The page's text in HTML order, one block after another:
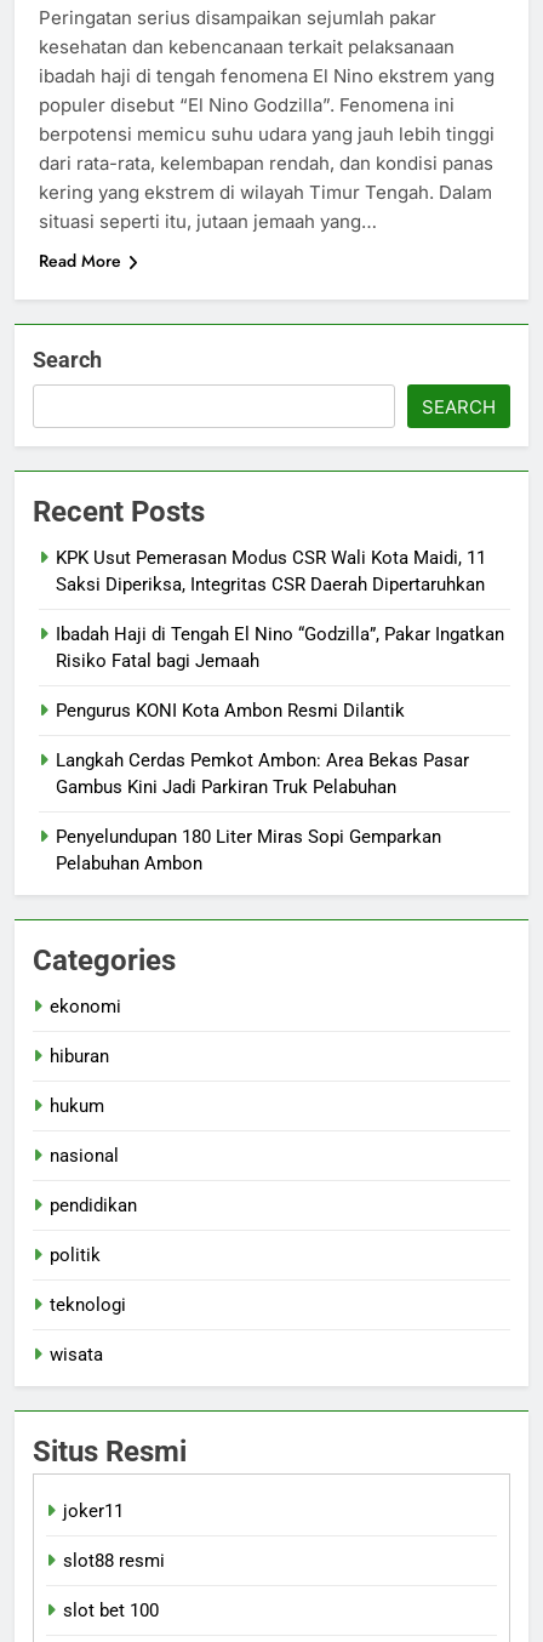
Peringatan serius disampaikan sejumlah pakar
kesehatan dan kebencanaan terkait pelaksanaan
ibadah haji di tengah fenomena El Nino ekstrem yang
populer disebut “El Nino Godzilla”. Fenomena ini
berpotensi memicu suhu udara yang jauh lebih tinggi
dari rata-rata, kelembapan rendah, dan kondisi panas
kering yang ekstrem di wilayah Timur Tengah. Dalam
situasi seperti itu, jutaan jemaah yang…
Read More
Search
SEARCH
Recent Posts
KPK Usut Pemerasan Modus CSR Wali Kota Maidi, 11
Saksi Diperiksa, Integritas CSR Daerah Dipertaruhkan
Ibadah Haji di Tengah El Nino “Godzilla”, Pakar Ingatkan
Risiko Fatal bagi Jemaah
Pengurus KONI Kota Ambon Resmi Dilantik
Langkah Cerdas Pemkot Ambon: Area Bekas Pasar
Gambus Kini Jadi Parkiran Truk Pelabuhan
Penyelundupan 180 Liter Miras Sopi Gemparkan
Pelabuhan Ambon
Categories
ekonomi
hiburan
hukum
nasional
pendidikan
politik
teknologi
wisata
Situs Resmi
joker11
slot88 resmi
slot bet 100